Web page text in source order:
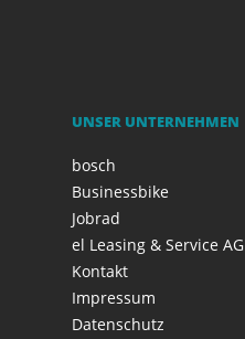
UNSER UNTERNEHMEN
bosch
Businessbike
Jobrad
el Leasing & Service AG
Kontakt
Impressum
Datenschutz